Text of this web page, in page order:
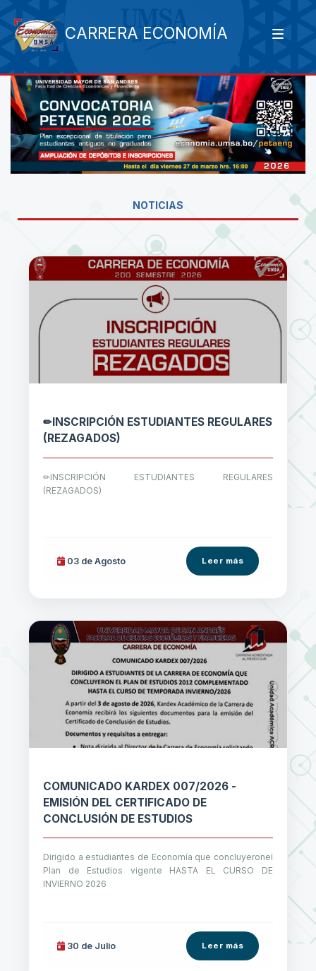
CARRERA ECONOMÍA
NOTICIAS
✏INSCRIPCIÓN ESTUDIANTES REGULARES
(REZAGADOS)
✏INSCRIPCIÓN ESTUDIANTES REGULARES
(REZAGADOS)
03 de Agosto Leer más
COMUNICADO KARDEX 007/2026 -
EMISIÓN DEL CERTIFICADO DE
CONCLUSIÓN DE ESTUDIOS
Dirigido a estudiantes de Economía que concluyeronel
Plan de Estudios vigente HASTA EL CURSO DE
INVIERNO 2026
30 de Julio Leer más